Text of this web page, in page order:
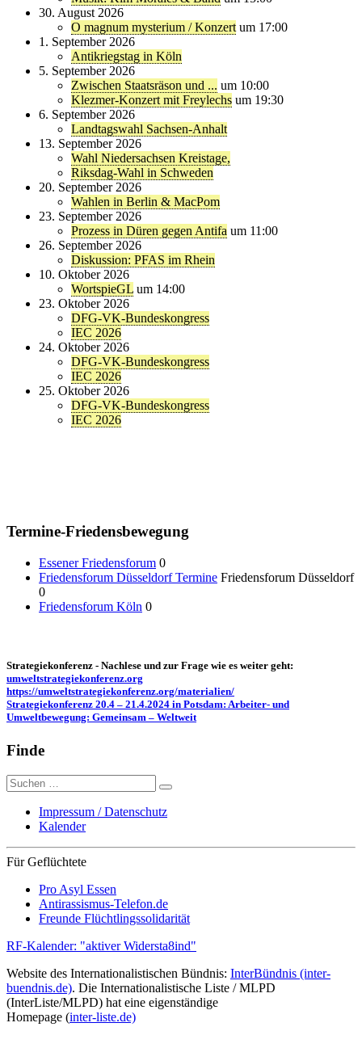
30. August 2026
O magnum mysterium / Konzert um 17:00
1. September 2026
Antikriegstag in Köln
5. September 2026
Zwischen Staatsräson und ... um 10:00
Klezmer-Konzert mit Freylechs um 19:30
6. September 2026
Landtagswahl Sachsen-Anhalt
13. September 2026
Wahl Niedersachsen Kreistage,
Riksdag-Wahl in Schweden
20. September 2026
Wahlen in Berlin & MacPom
23. September 2026
Prozess in Düren gegen Antifa um 11:00
26. September 2026
Diskussion: PFAS im Rhein
10. Oktober 2026
WortspieGL um 14:00
23. Oktober 2026
DFG-VK-Bundeskongress
IEC 2026
24. Oktober 2026
DFG-VK-Bundeskongress
IEC 2026
25. Oktober 2026
DFG-VK-Bundeskongress
IEC 2026
Termine-Friedensbewegung
Essener Friedensforum 0
Friedensforum Düsseldorf Termine Friedensforum Düsseldorf
0
Friedensforum Köln 0
Strategiekonferenz - Nachlese und zur Frage wie es weiter geht:
umweltstrategiekonferenz.org
https://umweltstrategiekonferenz.org/materialien/
Strategiekonferenz 20.4 – 21.4.2024 in Potsdam: Arbeiter- und
Umweltbewegung: Gemeinsam – Weltweit
Finde
Suche
nach:
Impressum / Datenschutz
Kalender
Für Geflüchtete
Pro Asyl Essen
Antirassismus-Telefon.de
Freunde Flüchtlingssolidarität
RF-Kalender: "aktiver Widersta8ind"
Website des Internationalistischen Bündnis: InterBündnis (inter-
buendnis.de). Die Internationalistische Liste / MLPD
(InterListe/MLPD) hat eine eigenständige
Homepage (inter-liste.de)